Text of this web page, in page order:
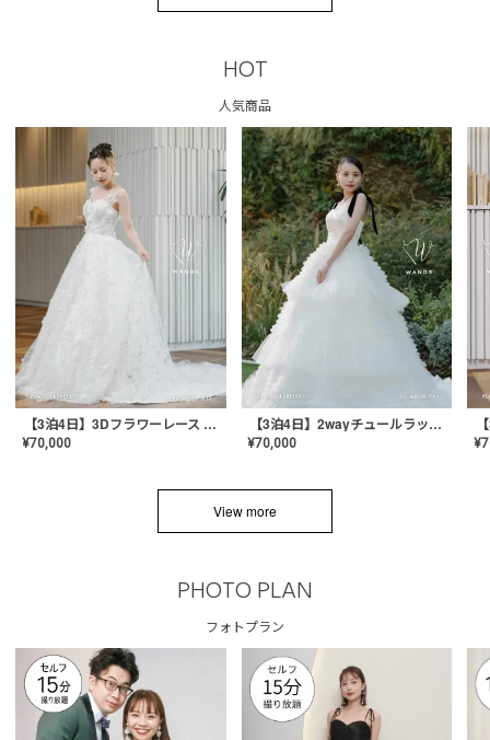
HOT
人気商品
【3泊4日】3Dフラワーレース ドレス〈PD-WDOR-331〉
¥70,000
【3泊4日】2wayチュールラッフルドレス〈PD-WDOR-341RTL〉
¥70,000 ¥
View more
PHOTO PLAN
フォトプラン